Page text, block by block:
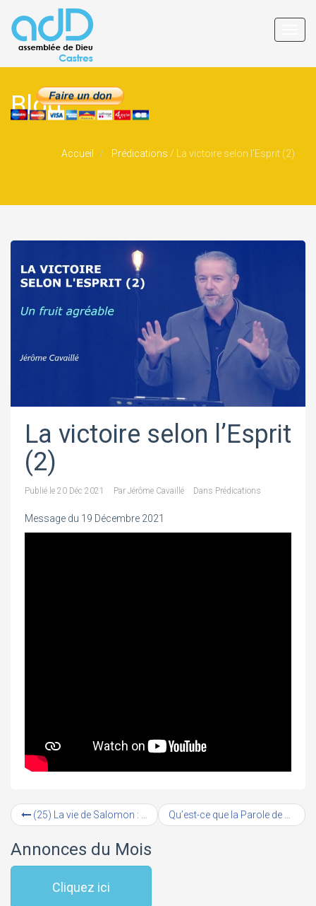
Blog
Accueil Prédications / La victoire selon l’Esprit (2)
La victoire selon l’Esprit
(2)
Publié le 20 Déc 2021 Par Jérôme Cavaillé Dans Prédications
Message du 19 Décembre 2021
(25) La vie de Salomon : La construction du Temple (#1)
Annonces du Mois
Cliquez ici